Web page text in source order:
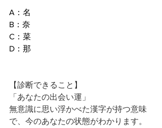
A：名
B：奈
C：菜
D：那
【診断できること】
「あなたの出会い運」
無意識に思い浮かべた漢字が持つ意味
で、今のあなたの状態がわかります。